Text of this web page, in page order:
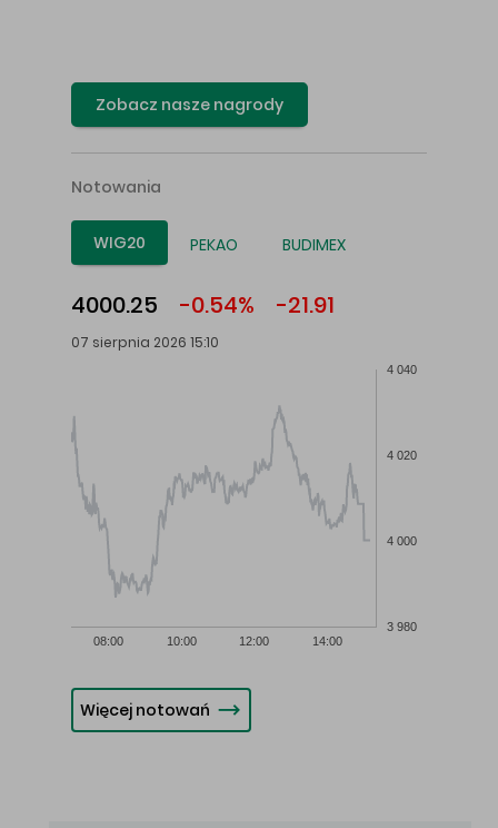
Zobacz nasze nagrody
Notowania
WIG20 PEKAO BUDIMEX
4000.25 -0.54% -21.91
07 sierpnia 2026 15:10
08:00 10:00 12:00 14:00
3 980
4 000
4 020
4 040
Więcej notowań